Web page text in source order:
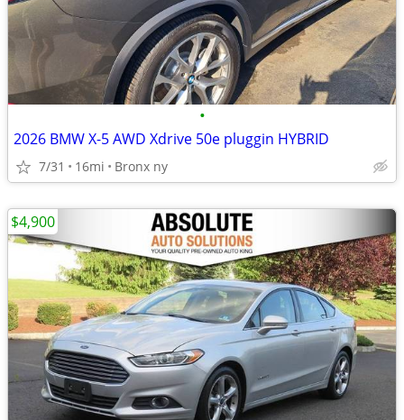
•
2026 BMW X-5 AWD Xdrive 50e pluggin HYBRID
7/31 16mi Bronx ny
$4,900